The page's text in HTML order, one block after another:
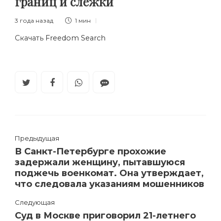
3 года назад 1 мин
Скачать Freedom Search
Предыдущая
В Санкт-Петербурге прохожие
задержали женщину, пытавшуюся
поджечь военкомат. Она утверждает,
что следовала указаниям мошенников
Следующая
Суд в Москве приговорил 21-летнего